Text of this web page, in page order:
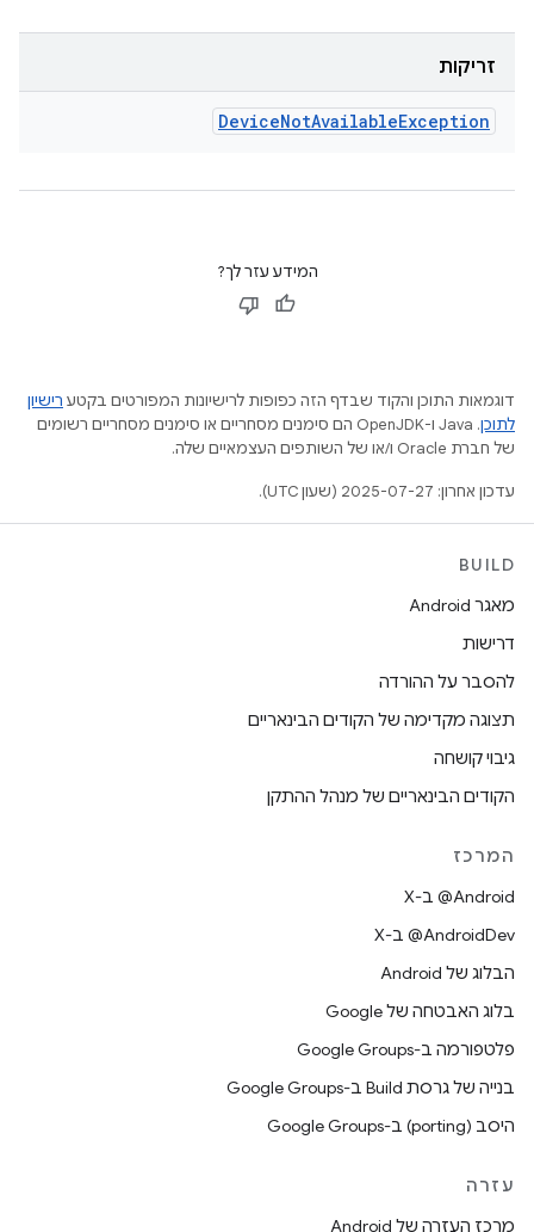
זריקות
DeviceNotAvailableException
המידע עזר לך?
דוגמאות התוכן והקוד שבדף הזה כפופות לרישיונות המפורטים בקטע רישיון
לתוכן
.‏ Java ו-OpenJDK הם סימנים מסחריים או סימנים מסחריים רשומים
של חברת Oracle ו/או של השותפים העצמאיים שלה.
עדכון אחרון: 2025-07-27 (שעון UTC).
BUILD
מאגר Android
דרישות
להסבר על ההורדה
תצוגה מקדימה של הקודים הבינאריים
גיבוי קושחה
הקודים הבינאריים של מנהל ההתקן
המרכז
‫‎@Android ב-X
‫‎@AndroidDev ב-X
הבלוג של Android
בלוג האבטחה של Google
פלטפורמה ב-Google Groups
בנייה של גרסת Build ב-Google Groups
היסב (porting) ב-Google Groups
עזרה
מרכז העזרה של Android